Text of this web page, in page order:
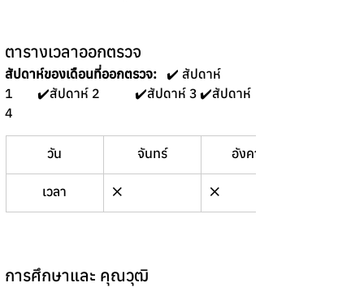
ตารางเวลาออกตรวจ
สัปดาห์ของเดือนที่ออกตรวจ:
   ✔️ สัปดาห์
1	✔️สัปดาห์ 2 	✔️สัปดาห์ 3	✔️สัปดาห์
4
วัน จันทร์ อังคาร
เวลา ❌ ❌
การศึกษาและ คุณวุฒิ